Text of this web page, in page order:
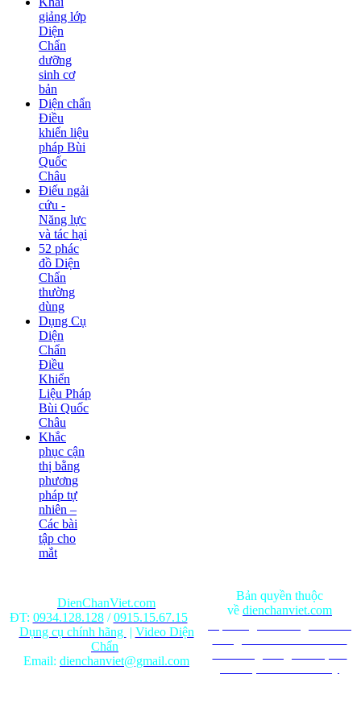
giảng lớp
Diện
Chẩn
dưỡng
sinh cơ
bản
Diện chẩn
Điều
khiển liệu
pháp Bùi
Quốc
Châu
Điếu ngải
cứu -
Năng lực
và tác hại
52 phác
đồ Diện
Chẩn
thường
dùng
Dụng Cụ
Diện
Chẩn
Điều
Khiển
Liệu Pháp
Bùi Quốc
Châu
Khắc
phục cận
thị bằng
phương
pháp tự
nhiên –
Các bài
tập cho
mắt
DienChanViet.com
ĐT: 0934.128.128/0915.15.67.15
Dụng cụ chính hãng | Video Diện
Chẩn
Email: dienchanviet@gmail.com
Bản quyền thuộc
về dienchanviet.com